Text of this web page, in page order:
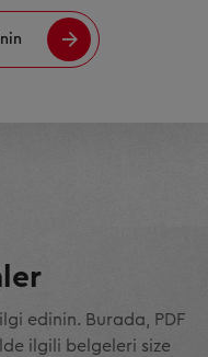
edinin. Burada, PDF
ilgili belgeleri size